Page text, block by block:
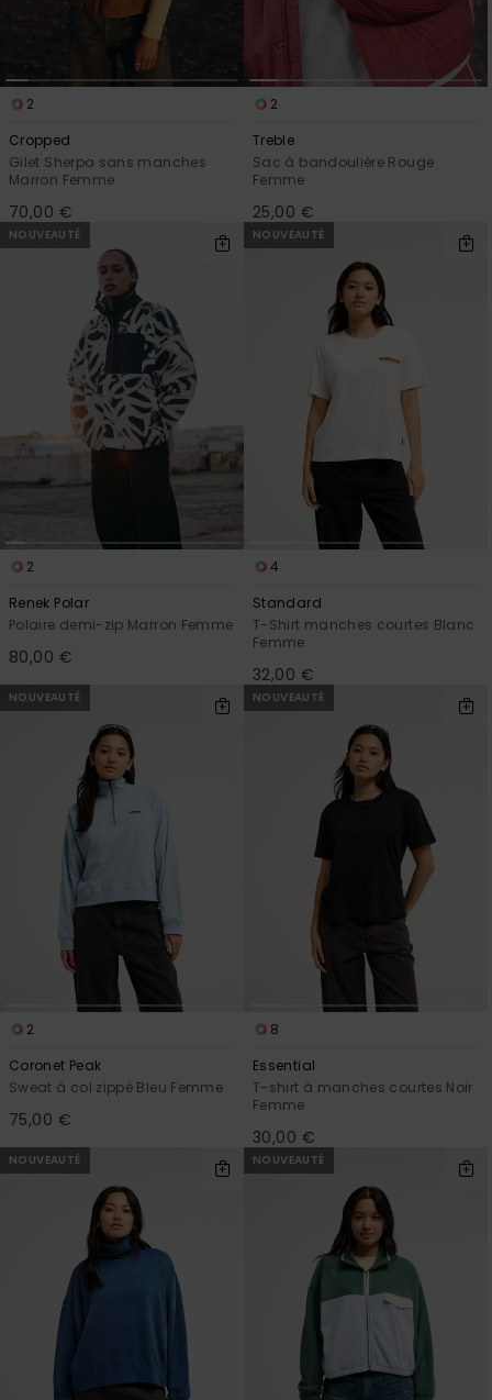
2
Cropped
Gilet Sherpa sans manches
Marron Femme
70,00 €
2
Treble
Sac à bandoulière Rouge
Femme
25,00 €
NOUVEAUTÉ
2
Renek Polar
Polaire demi-zip Marron Femme
80,00 €
NOUVEAUTÉ
4
Standard
T-Shirt manches courtes Blanc
Femme
32,00 €
NOUVEAUTÉ
2
Coronet Peak
Sweat à col zippé Bleu Femme
75,00 €
NOUVEAUTÉ
8
Essential
T-shirt à manches courtes Noir
Femme
30,00 €
NOUVEAUTÉ NOUVEAUTÉ